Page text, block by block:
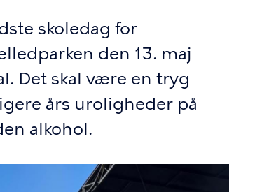
skoledag for
den 13. maj
Det skal være en tryg
års uroligheder på
alkohol.